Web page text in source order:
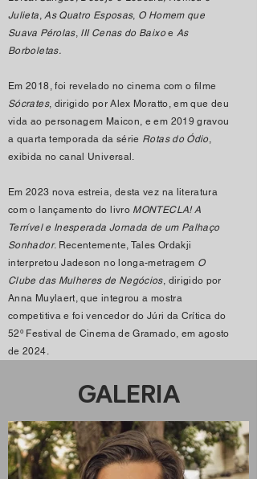
Julieta,As Quatro Esposas, O Homem que
Suava Pérolas, III Cenas do Baixoe As
Borboletas.
Em 2018, foi revelado no cinema com o filme
Sócrates, dirigido por Alex Moratto, em que deu
vida ao personagem Maicon, e em 2019 gravou
a quarta temporada da série Rotas do Ódio,
exibida no canal Universal.
Em 2023 nova estreia, desta vez na literatura
com o lançamento do livro MONTECLA! A
Terrível e Inesperada Jornada de um Palhaço
Sonhador. Recentemente, Tales Ordakji
interpretou Jadeson no longa-metragem O
Clube das Mulheres de Negócios, dirigido por
Anna Muylaert, que integrou a mostra
competitiva e foi vencedor do Júri da Crítica do
52º Festival de Cinema de Gramado, em agosto
de 2024.
GALERIA